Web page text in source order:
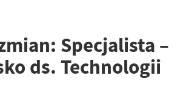
Specjalista –
ds. Technologii